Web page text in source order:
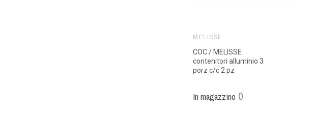
MELISSE
COC / MELISSE
contenitori alluminio 3
porz c/c 2 pz
In magazzino 0